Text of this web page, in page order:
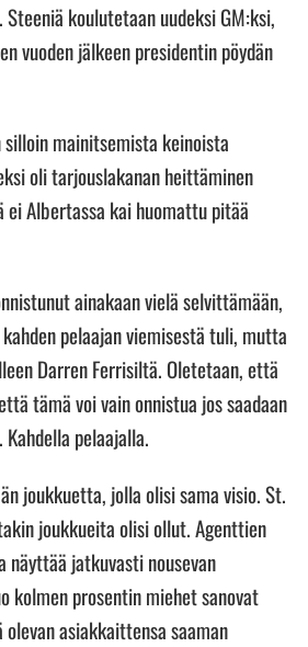
. Steeniä koulutetaan uudeksi GM:ksi,
vuoden jälkeen presidentin pöydän
mainitsemista keinoista
oli tarjouslakanan heittäminen
ei Albertassa kai huomattu pitää
ainakaan vielä selvittämään,
pelaajan viemisestä tuli, mutta
Darren Ferrisiltä. Oletetaan, että
tämä voi vain onnistua jos saadaan
pelaajalla.
joukkuetta, jolla olisi sama visio. St.
joukkueita olisi ollut. Agenttien
näyttää jatkuvasti nousevan
kolmen prosentin miehet sanovat
asiakkaittensa saaman